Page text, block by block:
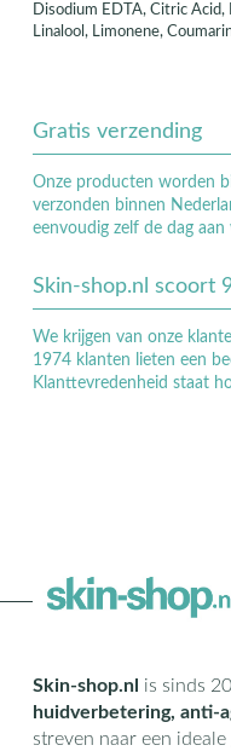
Disodium EDTA, Citric Acid,
Linalool, Limonene,
Gratis verzending
Onze producten worden
verzonden binnen
eenvoudig zelf de dag
Skin-shop.nl scoort
We krijgen van onze
1974 klanten lieten een
Klanttevredenheid staat
Skin-shop.nl is sinds
huidverbetering, anti-
streven naar een